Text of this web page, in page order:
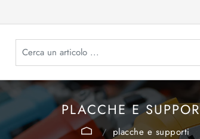
PLACCHE E
placche e supporti